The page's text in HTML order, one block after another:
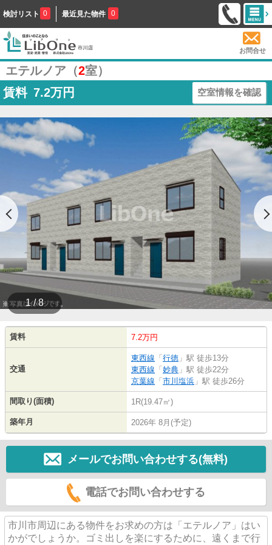
検討リスト 0 最近見た物件 0
お問合せ
エテルノア（2室）
賃料 7.2万円 空室情報を確認
1 / 8
賃料 7.2万円
交通
東西線 「 行徳 」駅 徒歩13分
東西線 「 妙典 」駅 徒歩22分
京葉線 「 市川塩浜 」駅 徒歩26分
間取り(面積) 1R(19.47㎡)
築年月 2026年 8月(予定)
メールでお問い合わせする(無料)
電話でお問い合わせする
市川市周辺にある物件をお求めの方は「エテルノア」はい
かがでしょうか。ゴミ出しを楽にするために、遠くまで行